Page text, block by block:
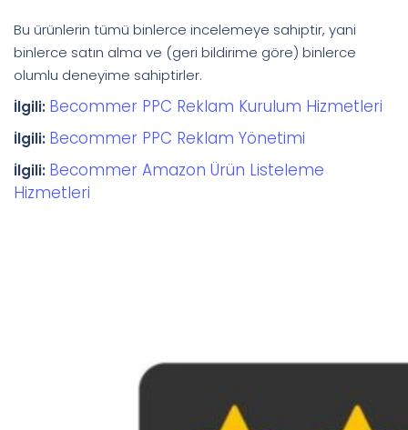
Bu ürünlerin tümü binlerce incelemeye sahiptir, yani
binlerce satın alma ve (geri bildirime göre) binlerce
olumlu deneyime sahiptirler.
İlgili: Becommer PPC Reklam Kurulum Hizmetleri
İlgili: Becommer PPC Reklam Yönetimi
İlgili: Becommer Amazon Ürün Listeleme
Hizmetleri